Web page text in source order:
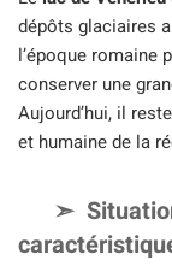
dépôts glaciaires
l’époque romaine
conserver une
Aujourd’hui, il
et humaine de la